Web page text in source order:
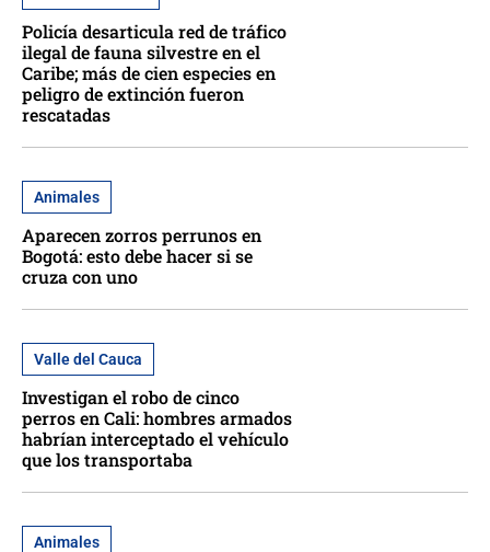
Policía desarticula red de tráfico
ilegal de fauna silvestre en el
Caribe; más de cien especies en
peligro de extinción fueron
rescatadas
Animales
Aparecen zorros perrunos en
Bogotá: esto debe hacer si se
cruza con uno
Valle del Cauca
Investigan el robo de cinco
perros en Cali: hombres armados
habrían interceptado el vehículo
que los transportaba
Animales